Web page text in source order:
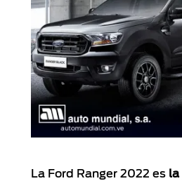
La Ford Ranger 2022 es la